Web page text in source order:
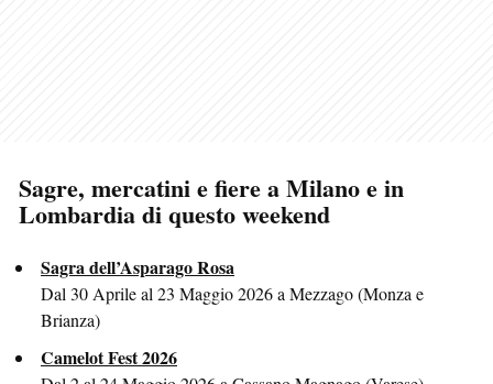
Sagre, mercatini e fiere a Milano e in
Lombardia di questo weekend
Sagra dell’Asparago Rosa
Dal 30 Aprile al 23 Maggio 2026 a Mezzago (Monza e
Brianza)
Camelot Fest 2026